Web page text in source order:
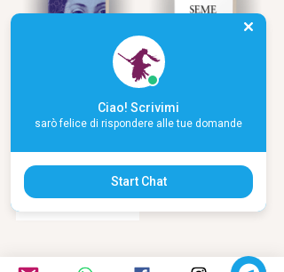
Ciao! Scrivimi
sarò felice di rispondere alle tue domande
Start Chat